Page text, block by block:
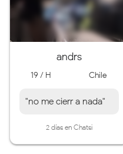
andrs
19 / H Chile
"no me cierr a nada"
2 días en Chatsi